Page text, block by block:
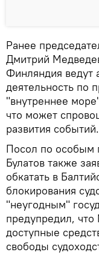
Ранее
Дмитрий
Финляндия ведут
деятельность по
"внутреннее
что может
развития событий.
Посол по
Булатов также
обкатать в
блокирования
"неугодным"
предупредил, что
доступные
свободы